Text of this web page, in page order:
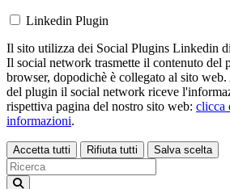
Linkedin Plugin
Il sito utilizza dei Social Plugins Linkedin
Il social network trasmette il contenuto del
browser, dopodichè è collegato al sito
del plugin il social network riceve
rispettiva pagina del nostro sito web: clicca
informazioni.
Accetta tutti Rifiuta tutti Salva scelta
Loading...